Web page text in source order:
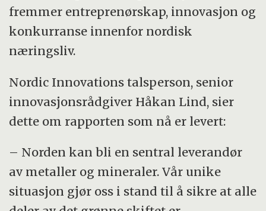
fremmer entreprenørskap, innovasjon og
konkurranse innenfor nordisk
næringsliv.
Nordic Innovations talsperson, senior
innovasjonsrådgiver Håkan Lind, sier
dette om rapporten som nå er levert:
– Norden kan bli en sentral leverandør
av metaller og mineraler. Vår unike
situasjon gjør oss i stand til å sikre at alle